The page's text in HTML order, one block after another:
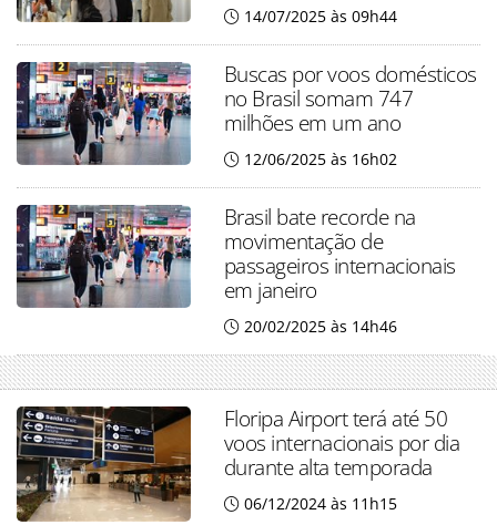
14/07/2025 às 09h44
Buscas por voos domésticos
no Brasil somam 747
milhões em um ano
12/06/2025 às 16h02
Brasil bate recorde na
movimentação de
passageiros internacionais
em janeiro
20/02/2025 às 14h46
Floripa Airport terá até 50
voos internacionais por dia
durante alta temporada
06/12/2024 às 11h15